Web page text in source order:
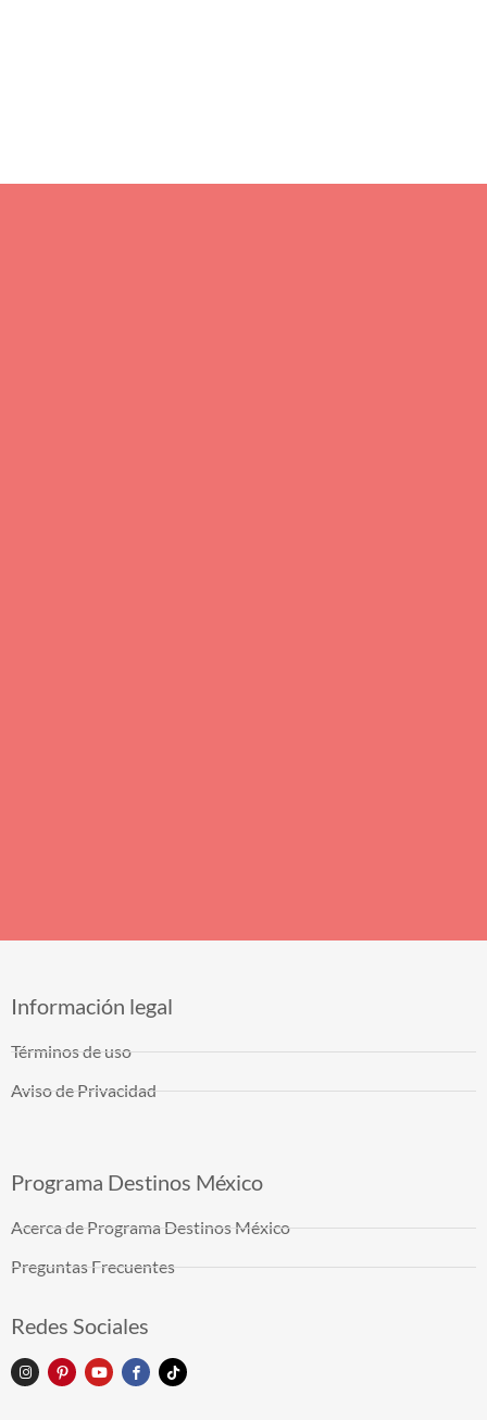
Información legal
Términos de uso
Aviso de Privacidad
Programa Destinos México
Acerca de Programa Destinos México
Preguntas Frecuentes
Redes Sociales